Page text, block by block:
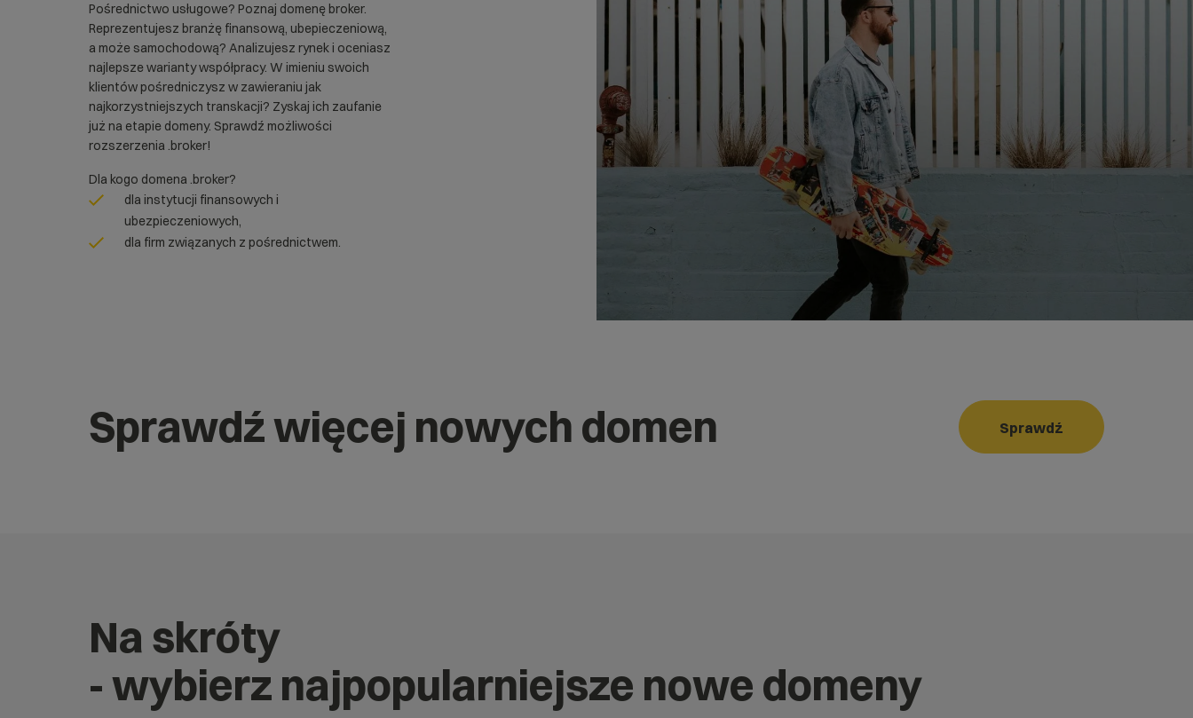
Pośrednictwo usługowe? Poznaj domenę broker.
Reprezentujesz branżę finansową, ubepieczeniową,
a może samochodową? Analizujesz rynek i oceniasz
najlepsze warianty współpracy. W imieniu swoich
klientów pośredniczysz w zawieraniu jak
najkorzystniejszych transkacji? Zyskaj ich zaufanie
już na etapie domeny. Sprawdź możliwości
rozszerzenia .broker!
Dla kogo domena .broker?
dla instytucji finansowych i
ubezpieczeniowych,
dla firm związanych z pośrednictwem.
Sprawdź więcej nowych domen Sprawdź
Na skróty
- wybierz najpopularniejsze nowe domeny